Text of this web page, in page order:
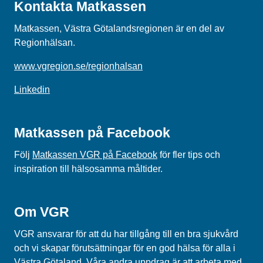
Kontakta Matkassen
Matkassen, Västra Götalandsregionen är en del av
Regionhälsan.
www.vgregion.se/regionhalsan
Linkedin
Matkassen på Facebook
Följ Matkassen VGR på Facebook för fler tips och
inspiration till hälsosamma måltider.
Om VGR
VGR ansvarar för att du har tillgång till en bra sjukvård
och vi skapar förutsättningar för en god hälsa för alla i